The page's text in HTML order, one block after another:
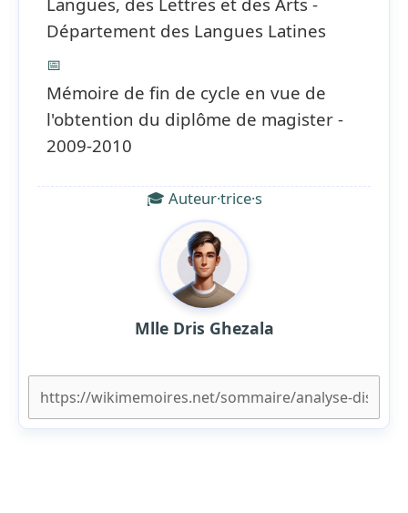
Département des Langues Latines
📅
Mémoire de fin de cycle en vue de
l'obtention du diplôme de magister -
2009-2010
🎓 Auteur·trice·s
Mlle Dris Ghezala